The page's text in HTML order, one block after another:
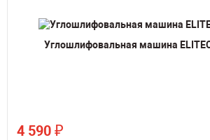
Углошлифовальная машина
4 590 ₽